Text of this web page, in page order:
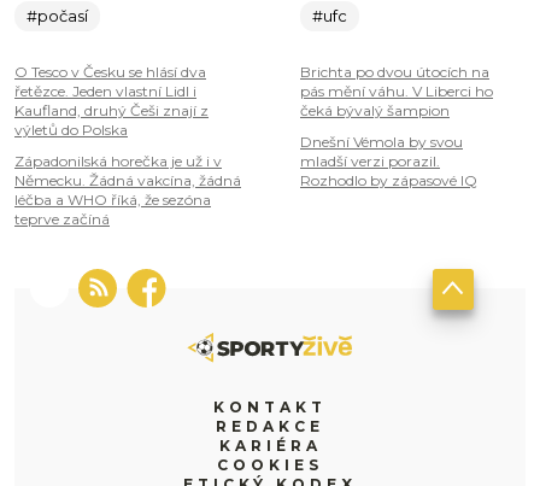
#počasí
O Tesco v Česku se hlásí dva
řetězce. Jeden vlastní Lidl i
Kaufland, druhý Češi znají z
výletů do Polska
Západonilská horečka je už i v
Německu. Žádná vakcína, žádná
léčba a WHO říká, že sezóna
teprve začíná
#ufc
Brichta po dvou útocích na
pás mění váhu. V Liberci ho
čeká bývalý šampion
Dnešní Vémola by svou
mladší verzi porazil.
Rozhodlo by zápasové IQ
KONTAKT
REDAKCE
KARIÉRA
COOKIES